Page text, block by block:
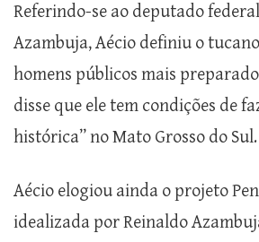
Referindo-se ao deputado
Azambuja, Aécio definiu o
homens públicos mais
disse que ele tem condições de
histórica” no Mato Grosso do Sul.
Aécio elogiou ainda o projeto
idealizada por Reinaldo